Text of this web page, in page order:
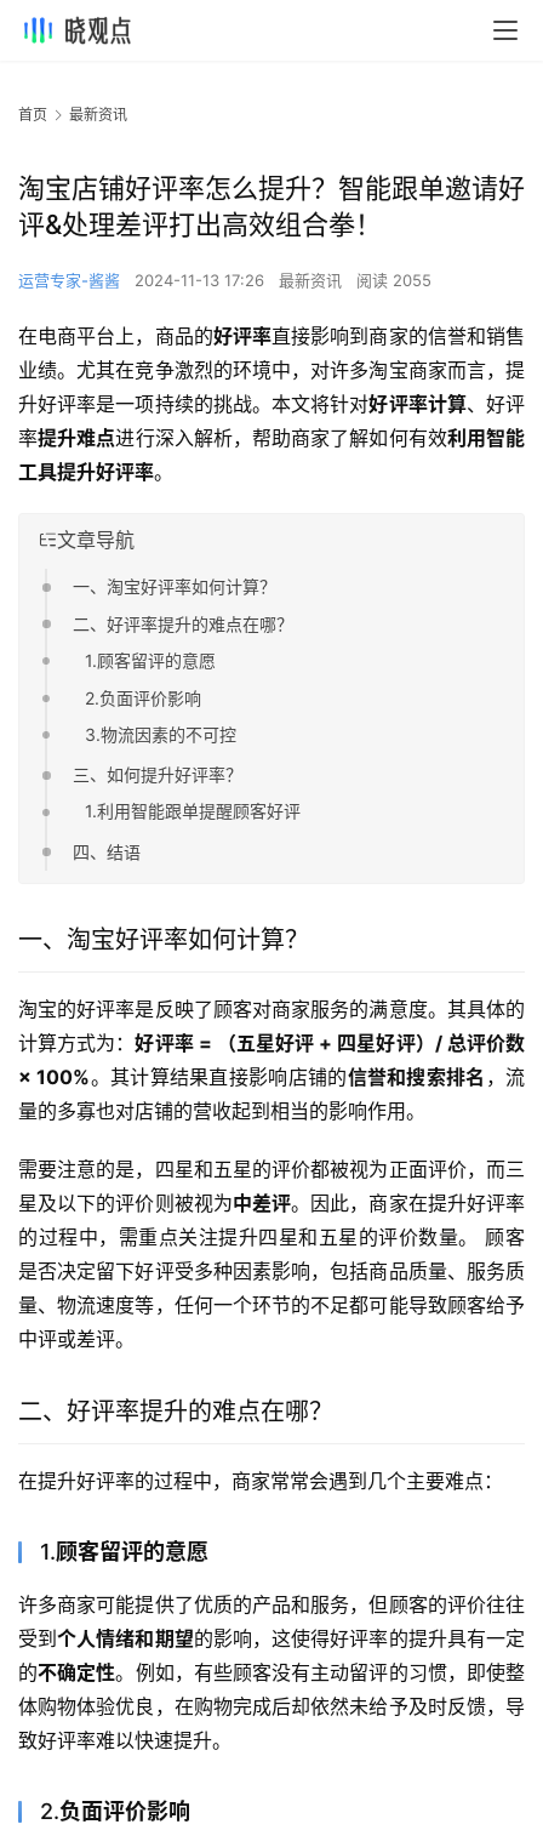
首页 最新资讯
淘宝店铺好评率怎么提升？智能跟单邀请好
评&处理差评打出高效组合拳！
运营专家-酱酱 2024-11-13 17:26 最新资讯 阅读 2055
在电商平台上，商品的好评率直接影响到商家的信誉和销售
业绩。尤其在竞争激烈的环境中，对许多淘宝商家而言，提
升好评率是一项持续的挑战。本文将针对好评率计算、好评
率提升难点进行深入解析，帮助商家了解如何有效利用智能
工具提升好评率。
文章导航
一、淘宝好评率如何计算？
二、好评率提升的难点在哪？
1.顾客留评的意愿
2.负面评价影响
3.物流因素的不可控
三、如何提升好评率？
1.利用智能跟单提醒顾客好评
四、结语
一、淘宝好评率如何计算？
淘宝的好评率是反映了顾客对商家服务的满意度。其具体的
计算方式为：好评率 = （五星好评 + 四星好评）/ 总评价数
× 100%。其计算结果直接影响店铺的信誉和搜索排名 ，流
量的多寡也对店铺的营收起到相当的影响作用。
需要注意的是，四星和五星的评价都被视为正面评价，而三
星及以下的评价则被视为中差评。因此，商家在提升好评率
的过程中，需重点关注提升四星和五星的评价数量。 顾客
是否决定留下好评受多种因素影响，包括商品质量、服务质
量、物流速度等，任何一个环节的不足都可能导致顾客给予
中评或差评。
二、好评率提升的难点在哪？
在提升好评率的过程中，商家常常会遇到几个主要难点：
1.顾客留评的意愿
许多商家可能提供了优质的产品和服务，但顾客的评价往往
受到个人情绪和期望的影响，这使得好评率的提升具有一定
的不确定性。例如，有些顾客没有主动留评的习惯，即使整
体购物体验优良，在购物完成后却依然未给予及时反馈，导
致好评率难以快速提升。
2.负面评价影响